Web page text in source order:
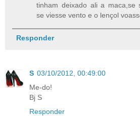
tinham deixado ali a maca,se
se viesse vento e o lençol
Responder
S 03/10/2012, 00:49:00
Me-do!
Bj S
Responder